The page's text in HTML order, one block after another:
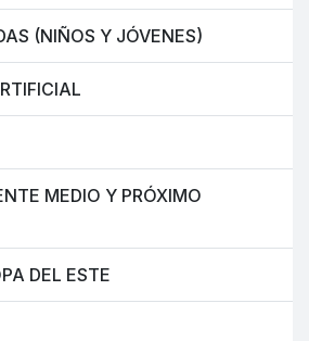
(NIÑOS Y JÓVENES)
MEDIO Y PRÓXIMO
DEL ESTE